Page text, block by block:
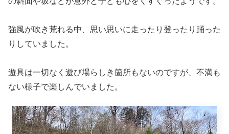
狭い道をくねくねと登っていくのですが、不安がよぎらな
いといえば嘘になります。
しかし、いい感じに山桜が散らばる山の景色を見ている
と、不安も少しずつ解消されてワクワク感に変わっていき
山の中腹あたりで、整備されてひらけた景色とオシャレな